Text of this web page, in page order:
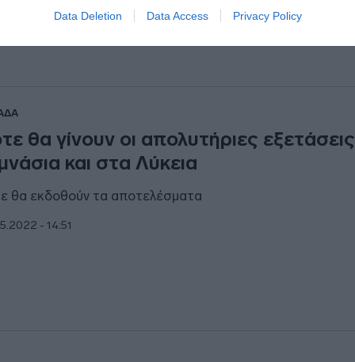
Data Deletion Data Access Privacy Policy
θα γίνουν οι απολυτήριες
και στα Λύκεια
θα εκδοθούν τα αποτελέσματα
- 14:51